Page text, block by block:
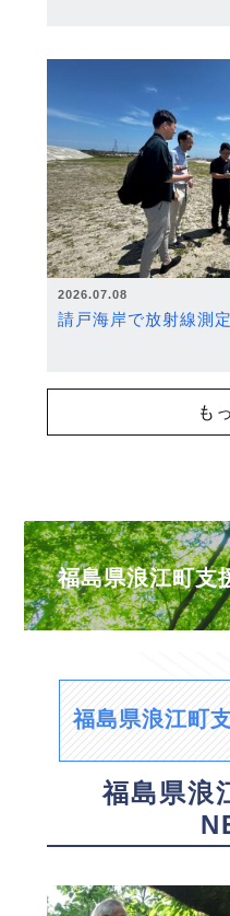
2026.07.08
請戸海岸で放射線測
も
福島県浪江町支
福島県浪江町
福島県浪